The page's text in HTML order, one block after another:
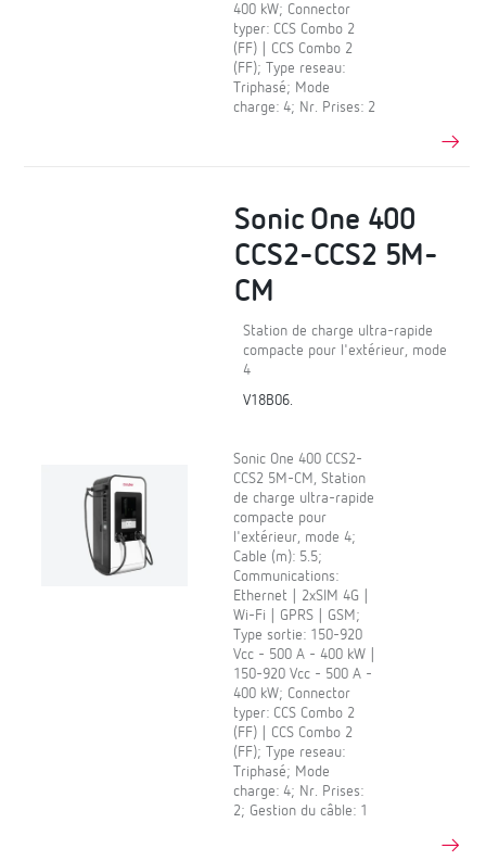
400 kW; Connector
typer: CCS Combo 2
(FF) | CCS Combo 2
(FF); Type reseau:
Triphasé; Mode
charge: 4; Nr. Prises: 2
Sonic One 400
CCS2-CCS2 5M-
CM
Station de charge ultra-rapide
compacte pour l'extérieur, mode
4
V18B06.
Sonic One 400 CCS2-
CCS2 5M-CM, Station
de charge ultra-rapide
compacte pour
l'extérieur, mode 4;
Cable (m): 5.5;
Communications:
Ethernet | 2xSIM 4G |
Wi-Fi | GPRS | GSM;
Type sortie: 150-920
Vcc - 500 A - 400 kW |
150-920 Vcc - 500 A -
400 kW; Connector
typer: CCS Combo 2
(FF) | CCS Combo 2
(FF); Type reseau:
Triphasé; Mode
charge: 4; Nr. Prises:
2; Gestion du câble: 1